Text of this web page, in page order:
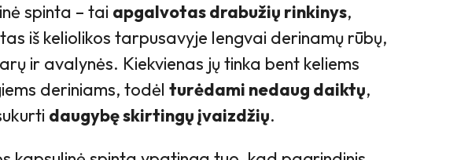
spinta – tai apgalvotas drabužių rinkinys,
iš keliolikos tarpusavyje lengvai derinamų rūbų,
ir avalynės. Kiekvienas jų tinka bent keliems
deriniams, todėl turėdami nedaug daiktų,
daugybę skirtingų įvaizdžių.